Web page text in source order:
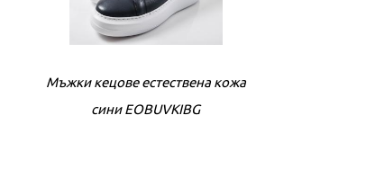
Дамски боти естествена кожа
бежови EOBUVKIBG
Мъжки кецове естествена кожа
сини EOBUVKIBG